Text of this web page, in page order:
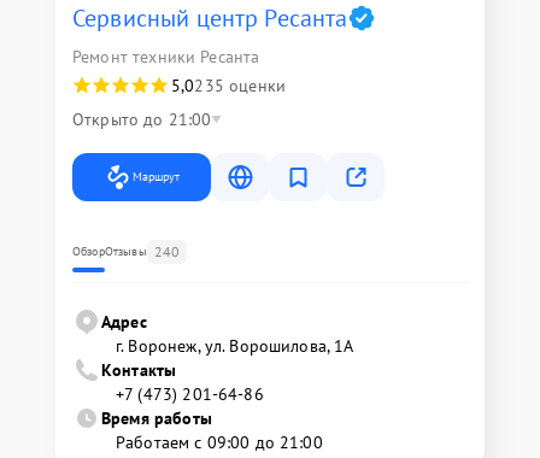
Сервисный центр Ресанта
Ремонт техники Ресанта
5,0235 оценки
Открыто до 21:00
Маршрут
ОбзорОтзывы 240
Адрес
г. Воронеж, ул. Ворошилова, 1А
Контакты
+7 (473) 201-64-86
Время работы
Работаем с 09:00 до 21:00